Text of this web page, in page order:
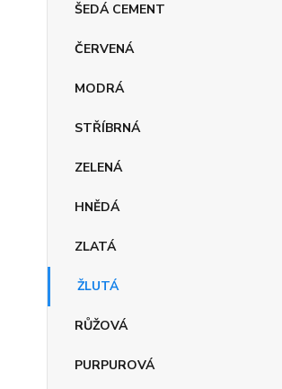
ŠEDÁ CEMENT
ČERVENÁ
MODRÁ
STŘÍBRNÁ
ZELENÁ
HNĚDÁ
ZLATÁ
ŽLUTÁ
RŮŽOVÁ
PURPUROVÁ